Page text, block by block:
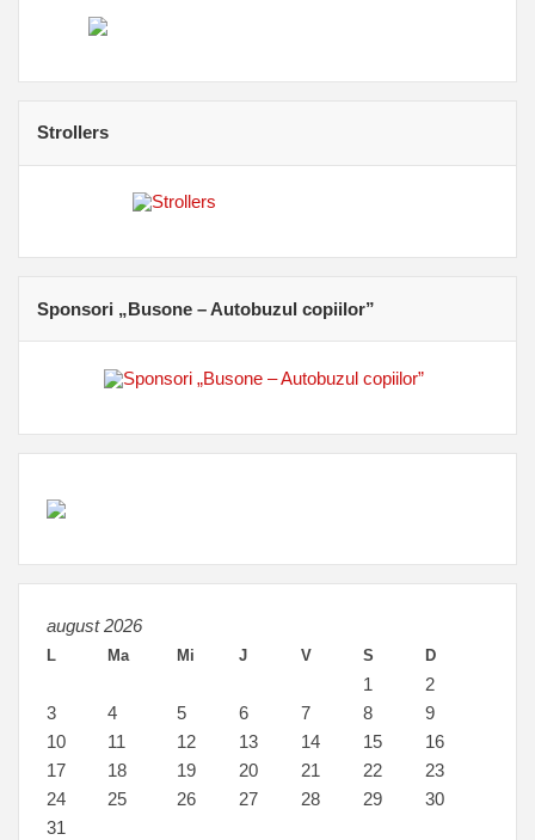
Strollers
Sponsori „Busone – Autobuzul copiilor”
august 2026
L Ma Mi J V S D
1
2
3
4 5 6 7 8
9
10
11 12 13 14 15
16
17
18 19 20 21 22
23
24
25 26 27 28 29
30
31